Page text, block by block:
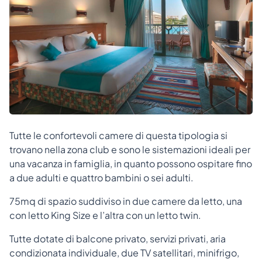
Tutte le confortevoli camere di questa tipologia si
trovano nella zona club e sono le sistemazioni ideali per
una vacanza in famiglia, in quanto possono ospitare fino
a due adulti e quattro bambini o sei adulti.
75mq di spazio suddiviso in due camere da letto, una
con letto King Size e l’altra con un letto twin.
Tutte dotate di balcone privato, servizi privati, aria
condizionata individuale, due TV satellitari, minifrigo,